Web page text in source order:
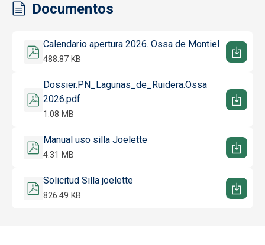
Documentos
Documento
Calendario apertura 2026. Ossa de Montiel
488.87 KB
Documento
Dossier.PN_Lagunas_de_Ruidera.Ossa
2026.pdf
1.08 MB
Documento
Manual uso silla Joelette
4.31 MB
Documento
Solicitud Silla joelette
826.49 KB